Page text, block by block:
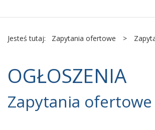
Jesteś tutaj: Zapytania ofertowe >
OGŁOSZENIA
Zapytania ofertowe